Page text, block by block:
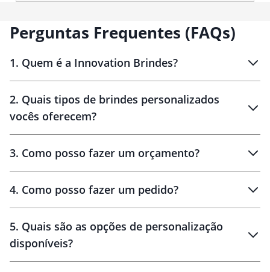
Perguntas Frequentes (FAQs)
1. Quem é a Innovation Brindes?
Brindes personalizados
2. Quais tipos de brindes personalizados
vocês oferecem?
personalizados
3. Como posso fazer um orçamento?
brinde
personalização
4. Como posso fazer um pedido?
amostra virtual
5. Quais são as opções de personalização
disponíveis?